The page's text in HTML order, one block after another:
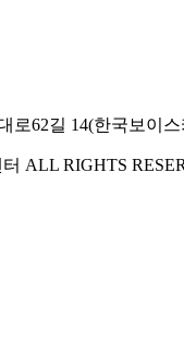
62길 14(한국보이
ALL RIGHTS